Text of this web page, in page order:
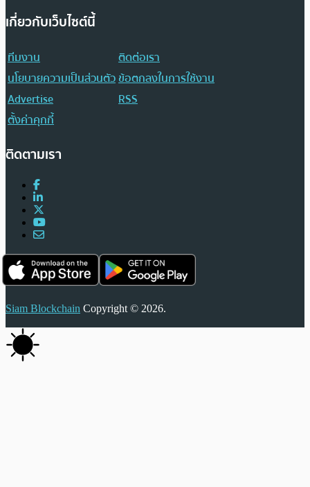
เกี่ยวกับเว็บไซต์นี้
ทีมงาน
ติดต่อเรา
นโยบายความเป็นส่วนตัวข้อตกลงในการใช้งาน
Advertise
RSS
ตั้งค่าคุกกี้
ติดตามเรา
Siam Blockchain Copyright © 2026.